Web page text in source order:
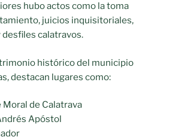
hubo actos como la toma
juicios inquisitoriales,
calatravos.
histórico del municipio
destacan lugares como:
Moral de Calatrava
Apóstol